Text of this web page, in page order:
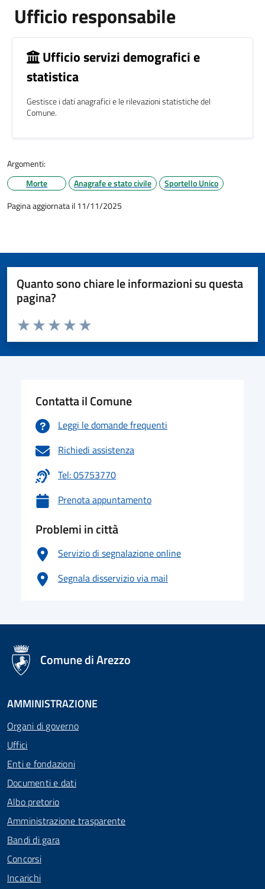
Ufficio responsabile
Ufficio servizi demografici e
statistica
Gestisce i dati anagrafici e le rilevazioni statistiche del
Comune.
Argomenti:
Morte
Anagrafe e stato civile
Sportello Unico
Pagina aggiornata il 11/11/2025
Quanto sono chiare le informazioni su questa
pagina?
Valuta da 1 a 5 stelle la pagina
Valuta 5 stelle su 5
Valuta 4 stelle su 5
Valuta 3 stelle su 5
Valuta 2 stelle su 5
Valuta 1 stelle su 5
Contatta il Comune
Leggi le domande frequenti
Richiedi assistenza
Tel: 05753770
Prenota appuntamento
Problemi in città
Servizio di segnalazione online
Segnala disservizio via mail
logo Unione Europea
Comune di Arezzo
AMMINISTRAZIONE
Organi di governo
Uffici
Enti e fondazioni
Documenti e dati
Albo pretorio
Amministrazione trasparente
Bandi di gara
Concorsi
Incarichi